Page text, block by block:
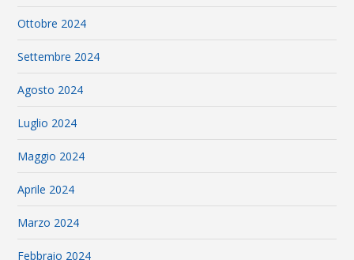
Ottobre 2024
Settembre 2024
Agosto 2024
Luglio 2024
Maggio 2024
Aprile 2024
Marzo 2024
Febbraio 2024